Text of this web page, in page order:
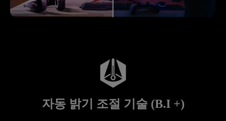
자동 밝기 조절 기술 (B.I +)